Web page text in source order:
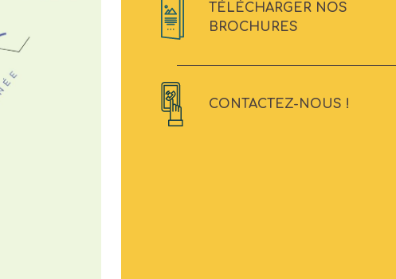
TÉLÉCHARGER NOS
BROCHURES
CONTACTEZ-NOUS !